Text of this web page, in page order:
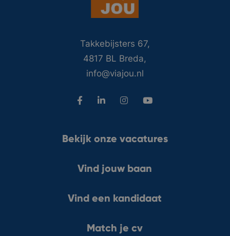
Takkebijsters 67,
4817 BL Breda,
info@viajou.nl
Bekijk onze vacatures
Vind jouw baan
Vind een kandidaat
Match je cv